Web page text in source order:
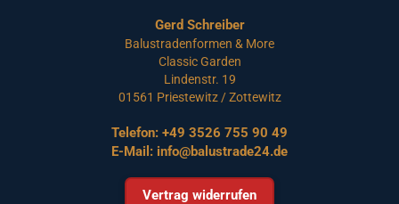
Gerd Schreiber
Balustradenformen & More
Classic Garden
Lindenstr. 19
01561 Priestewitz / Zottewitz
Telefon: +49 3526 755 90 49
E-Mail: info@balustrade24.de
Vertrag widerrufen